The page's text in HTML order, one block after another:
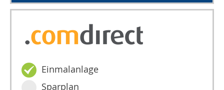
Einmalanlage
Sparplan